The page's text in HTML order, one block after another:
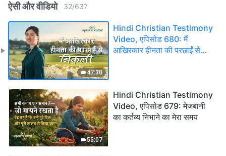
ऐसी और वीडियो 32/637
47:30
Hindi Christian Testimony
Video, एपिसोड 680: मैं
आखिरकार हीनता की परछाईं से
55:07
Hindi Christian Testimony
Video, एपिसोड 679: मेजबानी
का कर्तव्य निभाने का मेरा समय